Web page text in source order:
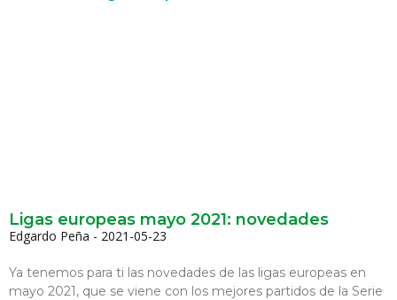
Ligas europeas mayo 2021: novedades
Edgardo Peña 2021-05-23
Ya tenemos para ti las novedades de las ligas europeas en
mayo 2021, que se viene con los mejores partidos de la Serie